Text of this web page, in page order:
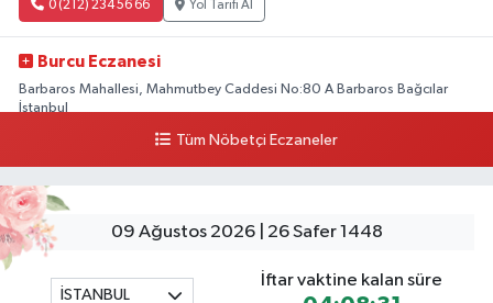
0 (212) 234 56 66 Yol Tarifi Al
Burcu Eczanesi
Barbaros Mahallesi, Mahmutbey Caddesi No:80 A Barbaros Bağcılar
İstanbul
Yol Tarifi Al
Tuna Tillo Eczanesi
Akşemsettin Mahallesi, Akdeniz Caddesi No:12 A Fatih İstanbul
Tüm Nöbetçi Eczaneler
09 Ağustos 2026 | 26 Safer 1448
İSTANBUL
İftar vaktine kalan süre